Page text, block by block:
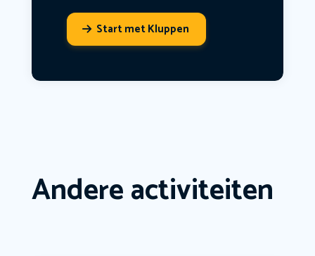
Start met Kluppen
Andere activiteiten